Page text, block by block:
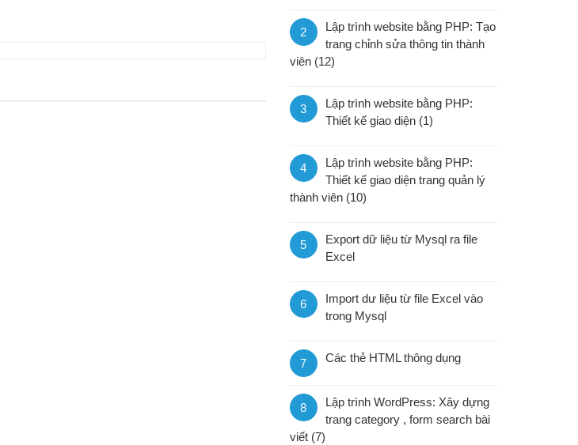
2
Lập trình website bằng PHP: Tạo
trang chỉnh sửa thông tin thành
viên (12)
3
Lập trình website bằng PHP:
Thiết kế giao diện (1)
4
Lập trình website bằng PHP:
Thiết kế giao diện trang quản lý
thành viên (10)
5
Export dữ liệu từ Mysql ra file
Excel
6
Import dư liệu từ file Excel vào
trong Mysql
7 Các thẻ HTML thông dụng
8
Lập trình WordPress: Xây dựng
trang category , form search bài
viết (7)